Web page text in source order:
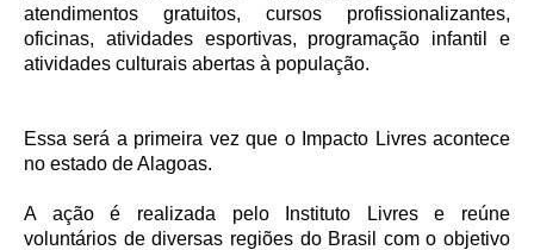
atendimentos gratuitos, cursos profissionalizantes,
oficinas, atividades esportivas, programação infantil e
atividades culturais abertas à população.
Essa será a primeira vez que o Impacto Livres acontece
no estado de Alagoas.
A ação é realizada pelo Instituto Livres e reúne
voluntários de diversas regiões do Brasil com o objetivo